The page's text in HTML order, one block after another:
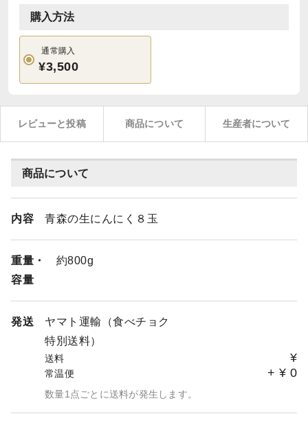
購入方法
通常購入
¥3,500
レビューと投稿 商品について 生産者について
商品について
内容 青森の生にんにく８玉
重量・
容量
約800g
発送
ヤマト運輸（食べチョク
特別送料）
送料 ¥
常温便 + ¥ 0
数量1点ごとに送料が発生します。